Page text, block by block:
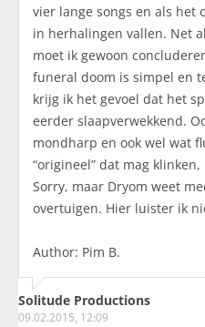
vier lange songs en als het
in herhalingen vallen. Net
moet ik gewoon
funeral doom is simpel en
krijg ik het gevoel dat het
eerder slaapverwekkend.
mondharp en ook wel wat
“origineel” dat mag
Sorry, maar Dryom weet
overtuigen. Hier luister ik
Author: Pim B.
Solitude Productions
09.02.2015, 12:09